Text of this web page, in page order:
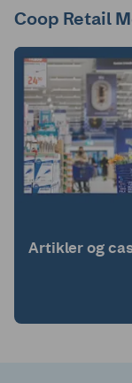
Coop Retail
Artikler og